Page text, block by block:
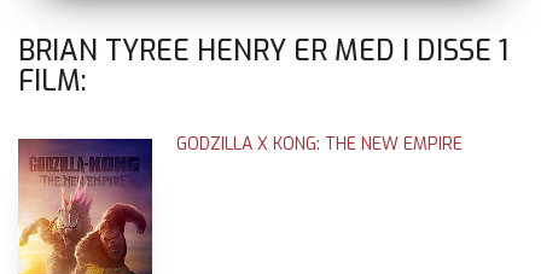
BRIAN TYREE HENRY ER MED I DISSE 1
FILM:
GODZILLA X KONG: THE NEW EMPIRE